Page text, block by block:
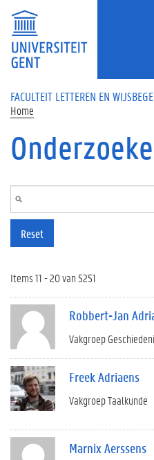
Overslaan en naar de inhoud gaan
FACULTEIT LETTEREN EN
Home
Reset
Items 11 - 20 van 5251
Robbert-Jan
Vakgroep
Freek Adriaens
Vakgroep Taalkunde
Marnix Aerssens